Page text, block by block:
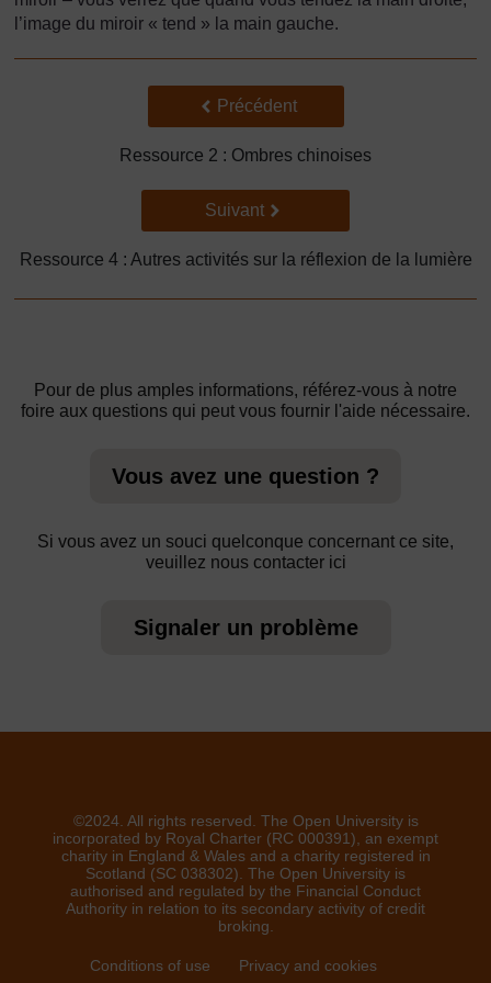
l’image du miroir « tend » la main gauche.
Précédent
Précédent
Ressource 2 : Ombres chinoises
Suivant
Suivant
Ressource 4 : Autres activités sur la réflexion de la lumière
Pour de plus amples informations, référez-vous à notre
foire aux questions qui peut vous fournir l'aide nécessaire.
Vous avez une question ?
Si vous avez un souci quelconque concernant ce site,
veuillez nous contacter ici
Signaler un problème
©2024. All rights reserved. The Open University is
incorporated by Royal Charter (RC 000391), an exempt
charity in England & Wales and a charity registered in
Scotland (SC 038302). The Open University is
authorised and regulated by the Financial Conduct
Authority in relation to its secondary activity of credit
broking.
Conditions of use
Privacy and cookies